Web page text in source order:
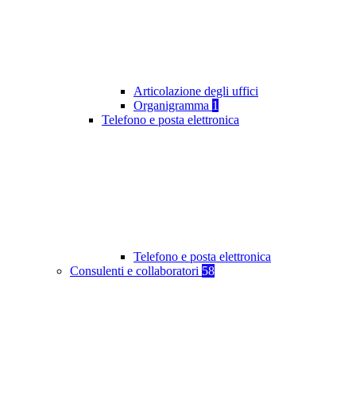
Articolazione degli uffici
Organigramma 1
Telefono e posta elettronica
Telefono e posta elettronica
Consulenti e collaboratori 58